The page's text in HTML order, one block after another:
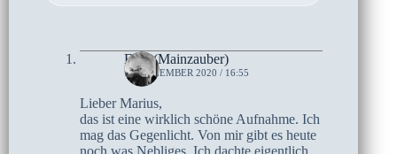
Elke (Mainzauber)
18. DEZEMBER 2020 / 16:55
Lieber Marius,
das ist eine wirklich schöne Aufnahme. Ich
mag das Gegenlicht. Von mir gibt es heute